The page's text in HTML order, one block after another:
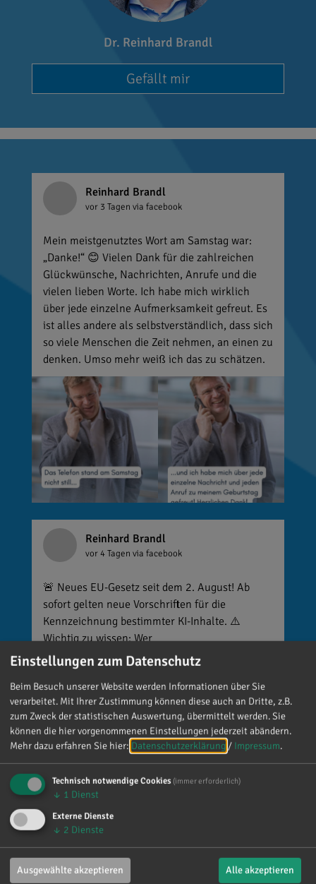
Dr. Reinhard Brandl
Gefällt mir
Reinhard Brandl
vor 3 Tagen via facebook
Mein meistgenutztes Wort am Samstag war:
„Danke!“ 😊 Vielen Dank für die zahlreichen
Glückwünsche, Nachrichten, Anrufe und die
vielen lieben Worte. Ich habe mich wirklich
über jede einzelne Aufmerksamkeit gefreut. Es
ist alles andere als selbstverständlich, dass sich
so viele Menschen die Zeit nehmen, an einen zu
denken. Umso mehr weiß ich das zu schätzen.
Reinhard Brandl
vor 4 Tagen via facebook
🚨 Neues EU-Gesetz seit dem 2. August! Ab
sofort gelten neue Vorschriften für die
Kennzeichnung bestimmter KI-Inhalte. ⚠️
Wichtig zu wissen: Wer
kennzeichnungspflichtige KI-Inhalte
veröffentlicht und diese nicht entsprechend
kennzeichnet, riskiert Bußgelder von bis zu 15
Millionen Euro. 📌 Was muss gekennzeichnet
werden? Unter anderem KI-generierte oder KI-
manipulierte Inhalte, die echte Personen, Orte
oder Ereignisse täuschend echt darstellen (z. B.
Deepfakes). 👥 Wer ist betroffen? Unternehmen,
Vereine, Medien, Influencer und viele weitere,
private Nutzung ist grundsätzlich
Inhalte veröffentlicht werden, zum Beispiel auf
Social Media, Websites, Flyern oder Plakaten.
Einstellungen zum Datenschutz
Beim Besuch unserer Website werden Informationen über Sie
verarbeitet. Mit Ihrer Zustimmung können diese auch an Dritte, z.B.
zum Zweck der statistischen Auswertung, übermittelt werden. Sie
können die hier vorgenommenen Einstellungen jederzeit abändern.
Mehr dazu erfahren Sie hier: Datenschutzerklärung / Impressum.
Technisch notwendige Cookies (immer erforderlich)
↓ 1 Dienst
Externe Dienste
↓ 2 Dienste
Ausgewählte akzeptieren Alle akzeptieren